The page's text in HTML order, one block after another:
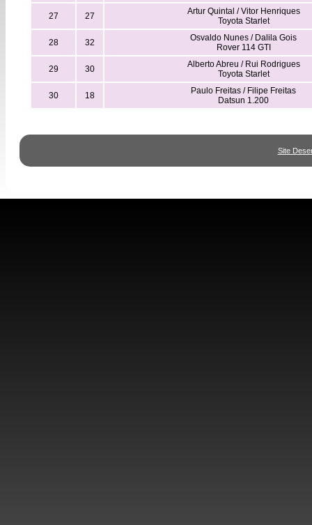
27 27
Artur Quintal / Vitor Henriques
Toyota Starlet
28 32
Osvaldo Nunes / Dalila Gois
Rover 114 GTI
29 30
Alberto Abreu / Rui Rodrigues
Toyota Starlet
30 18
Paulo Freitas / Filipe Freitas
Datsun 1.200
Site